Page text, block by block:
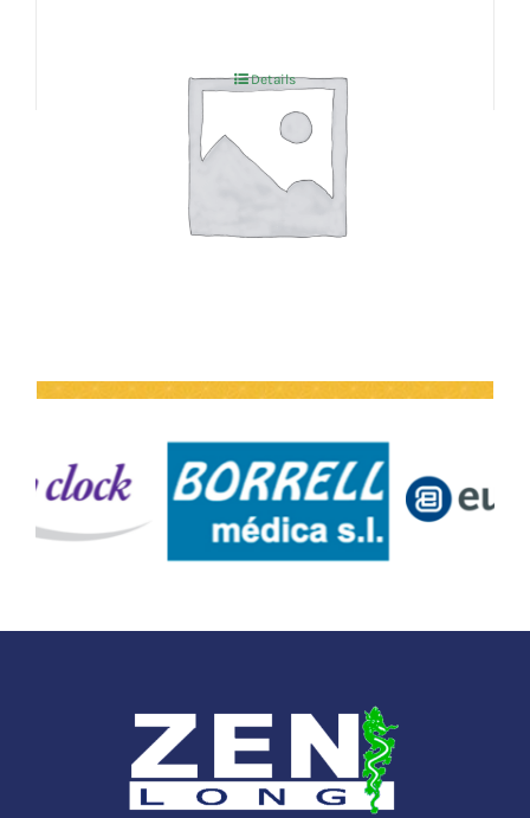
Details